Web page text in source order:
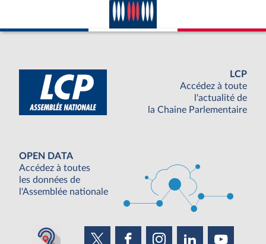
LCP
Accédez à toute
l'actualité de
la Chaine Parlementaire
OPEN DATA
Accédez à toutes
les données de
l'Assemblée nationale